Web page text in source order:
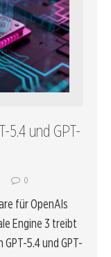
5.4 und GPT-
0
für OpenAIs
Engine 3 treibt
5.4 und GPT-